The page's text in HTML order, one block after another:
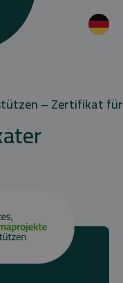
– Zertifikat für